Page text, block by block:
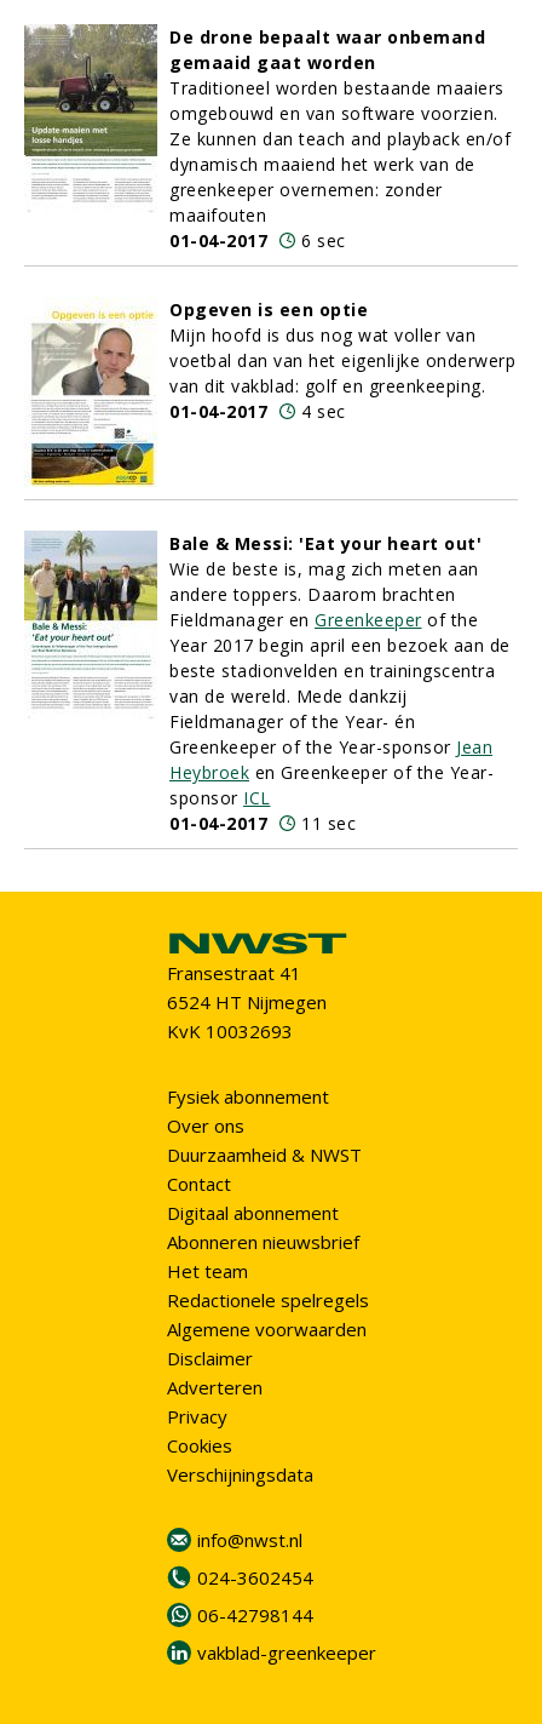
De drone bepaalt waar onbemand
gemaaid gaat worden
Traditioneel worden bestaande maaiers
omgebouwd en van software voorzien.
Ze kunnen dan teach and playback en/of
dynamisch maaiend het werk van de
greenkeeper overnemen: zonder
maaifouten
01-04-2017
6 sec
Opgeven is een optie
Mijn hoofd is dus nog wat voller van
voetbal dan van het eigenlijke onderwerp
van dit vakblad: golf en greenkeeping.
01-04-2017
4 sec
Bale & Messi: 'Eat your heart out'
Wie de beste is, mag zich meten aan
andere toppers. Daarom brachten
Fieldmanager en Greenkeeperof the
Year 2017 begin april een bezoek aan de
beste stadionvelden en trainingscentra
van de wereld. Mede dankzij
Fieldmanager of the Year- én
Greenkeeper of the Year-sponsor Jean
Heybroek en Greenkeeper of the Year-
sponsor ICL
01-04-2017
11 sec
Fransestraat 41
6524 HT Nijmegen
KvK 10032693
Fysiek abonnement
Over ons
Duurzaamheid & NWST
Contact
Digitaal abonnement
Abonneren nieuwsbrief
Het team
Redactionele spelregels
Algemene voorwaarden
Disclaimer
Adverteren
Privacy
Cookies
Verschijningsdata
info@nwst.nl
024-3602454
06-42798144
vakblad-greenkeeper